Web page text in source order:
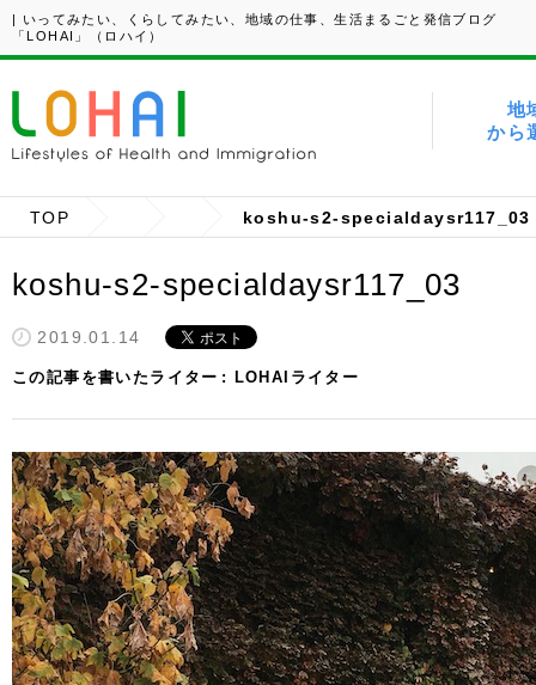
| いってみたい、くらしてみたい、地域の仕事、生活まるごと発信ブログ
「LOHAI」（ロハイ）
地
から
TOP koshu-s2-specialdaysr117_03
koshu-s2-specialdaysr117_03
2019.01.14
この記事を書いたライター LOHAIライター